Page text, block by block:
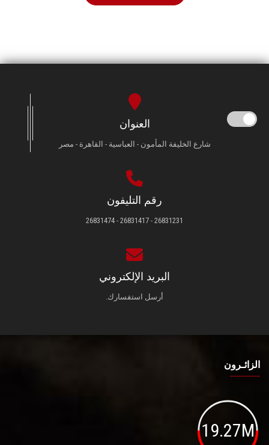
العنوان
شارع الخليفة المأمون - العباسية - القاهرة - مصر
رقم التليفون
26831231 - 26831417 - 26831474
البريد الإلكتروني
أرسل استفسارك.
الزائـرون
19.27M